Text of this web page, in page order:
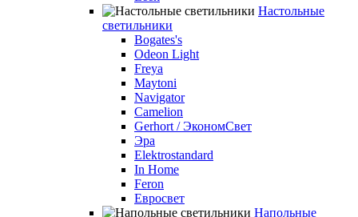
Настольные
светильники
Bogates's
Odeon Light
Freya
Maytoni
Navigator
Camelion
Gerhort / ЭкономСвет
Эра
Elektrostandard
In Home
Feron
Евросвет
Напольные